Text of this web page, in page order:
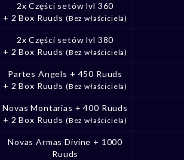
2x Części setów lvl 360
+ 2 Box Ruuds (Bez właściciela)
2x Części setów lvl 380
+ 2 Box Ruuds (Bez właściciela)
Partes Angels + 450 Ruuds
+ 2 Box Ruuds (Bez właściciela)
Novas Montarias + 400 Ruuds
+ 2 Box Ruuds (Bez właściciela)
Novas Armas Divine + 1000
Ruuds